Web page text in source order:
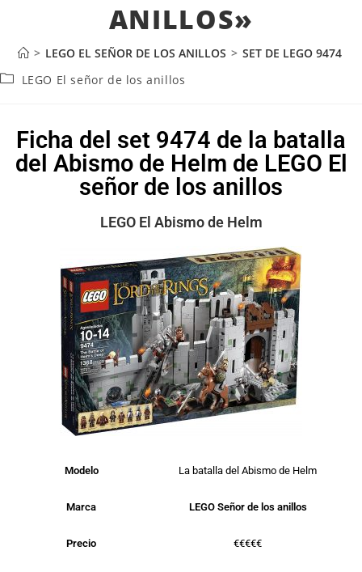
ANILLOS»
> LEGO EL SEÑOR DE LOS ANILLOS > SET DE LEGO 9474
LEGO El señor de los anillos
Ficha del set 9474 de la batalla
del Abismo de Helm de LEGO El
señor de los anillos
LEGO El Abismo de Helm
Modelo La batalla del Abismo de Helm
Marca LEGO Señor de los anillos
Precio €€€€€